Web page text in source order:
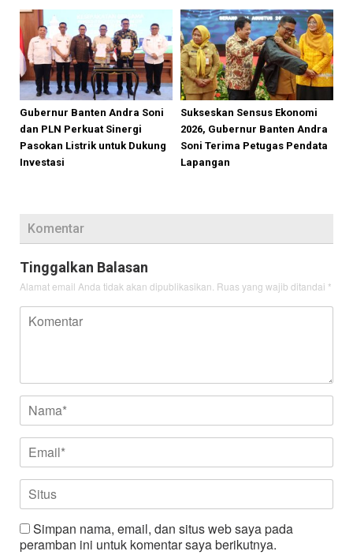
Gubernur Banten Andra Soni
dan PLN Perkuat Sinergi
Pasokan Listrik untuk Dukung
Investasi
Sukseskan Sensus Ekonomi
2026, Gubernur Banten Andra
Soni Terima Petugas Pendata
Lapangan
Komentar
Tinggalkan Balasan
Alamat email Anda tidak akan dipublikasikan. Ruas yang wajib ditandai *
Simpan nama, email, dan situs web saya pada
peramban ini untuk komentar saya berikutnya.